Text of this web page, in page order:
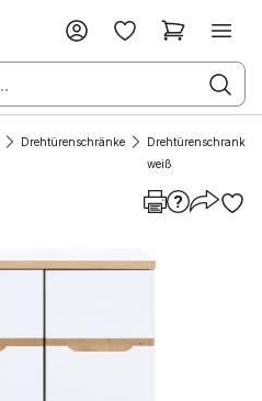
Drehtürenschränke
Drehtürenschrank
weiß